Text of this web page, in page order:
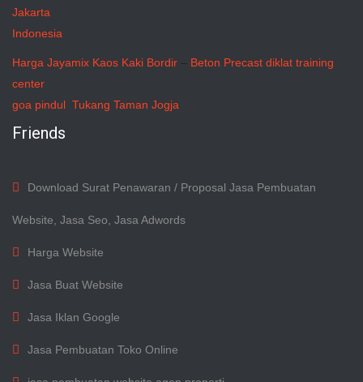
Jakarta
Indonesia
Harga Jayamix Kaos Kaki Bordir – Beton Precast diklat training
center
goa pindul Tukang Taman Jogja
Friends
Download Surat Penawaran / Proposal Jasa Pembuatan
Website, Jasa Seo, Jasa Adwords
Harga Website
Jasa Buat Website
Jasa Iklan Google
Jasa Pembuatan Toko Online